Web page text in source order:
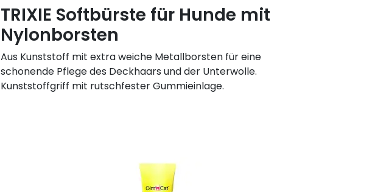
TRIXIE Softbürste für Hunde mit
Nylonborsten
Aus Kunststoff mit extra weiche Metallborsten für eine
schonende Pflege des Deckhaars und der Unterwolle.
Kunststoffgriff mit rutschfester Gummieinlage.